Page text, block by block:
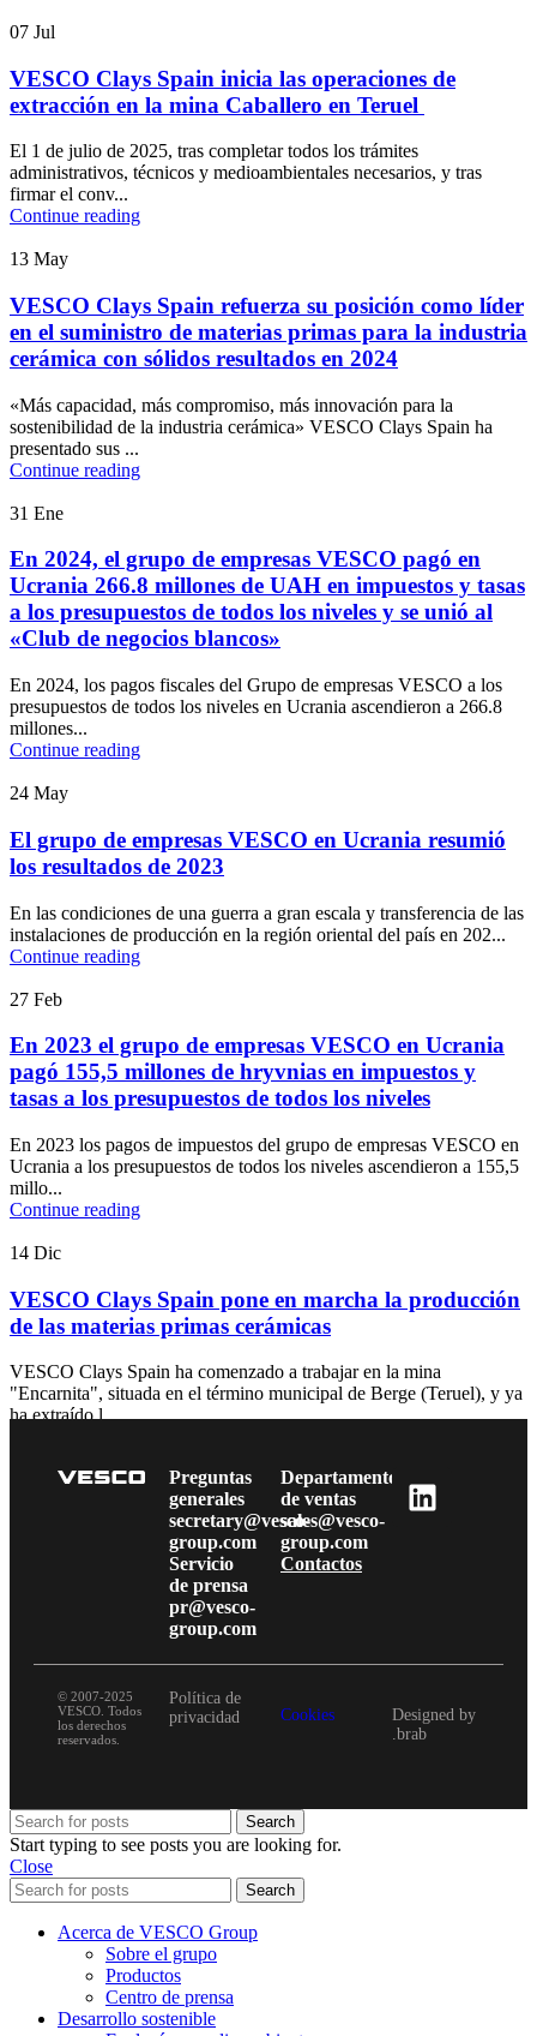
07 Jul
VESCO Clays Spain inicia las operaciones de
extracción en la mina Caballero en Teruel
El 1 de julio de 2025, tras completar todos los trámites
administrativos, técnicos y medioambientales necesarios, y tras
firmar el conv...
Continue reading
13 May
VESCO Clays Spain refuerza su posición como líder
en el suministro de materias primas para la industria
cerámica con sólidos resultados en 2024
«Más capacidad, más compromiso, más innovación para la
sostenibilidad de la industria cerámica» VESCO Clays Spain ha
presentado sus ...
Continue reading
31 Ene
En 2024, el grupo de empresas VESCO pagó en
Ucrania 266.8 millones de UAH en impuestos y tasas
a los presupuestos de todos los niveles y se unió al
«Club de negocios blancos»
En 2024, los pagos fiscales del Grupo de empresas VESCO a los
presupuestos de todos los niveles en Ucrania ascendieron a 266.8
millones...
Continue reading
24 May
El grupo de empresas VESCO en Ucrania resumió
los resultados de 2023
En las condiciones de una guerra a gran escala y transferencia de las
instalaciones de producción en la región oriental del país en 202...
Continue reading
27 Feb
En 2023 el grupo de empresas VESCO en Ucrania
pagó 155,5 millones de hryvnias en impuestos y
tasas a los presupuestos de todos los niveles
En 2023 los pagos de impuestos del grupo de empresas VESCO en
Ucrania a los presupuestos de todos los niveles ascendieron a 155,5
millo...
Continue reading
14 Dic
VESCO Clays Spain pone en marcha la producción
de las materias primas cerámicas
VESCO Clays Spain ha comenzado a trabajar en la mina
"Encarnita", situada en el término municipal de Berge (Teruel), y ya
ha extraído l...
Preguntas
generales
secretary@vesco-
group.com
Servicio
de prensa
pr@vesco-
group.com
Departamento
de ventas
sales@vesco-
group.com
Contactos
© 2007-2025
VESCO. Todos
los derechos
reservados.
Política de
privacidad
Cookies
Designed by
.brab
Search
Start typing to see posts you are looking for.
Close
Search
Acerca de VESCO Group
Sobre el grupo
Productos
Centro de prensa
Desarrollo sostenible